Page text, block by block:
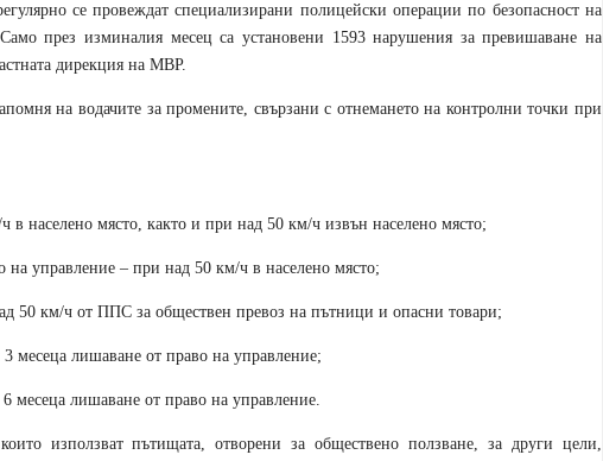
се провеждат специализирани полицейски операции по безопасност на
през изминалия месец са установени 1593 нарушения за превишаване на
дирекция на МВР.
на водачите за промените, свързани с отнемането на контролни точки при
населено място, както и при над 50 км/ч извън населено място;
управление – при над 50 км/ч в населено място;
50 км/ч от ППС за обществен превоз на пътници и опасни товари;
месеца лишаване от право на управление;
месеца лишаване от право на управление.
използват пътищата, отворени за обществено ползване, за други цели,